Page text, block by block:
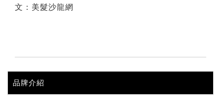
文：美髮沙龍網
品牌介紹